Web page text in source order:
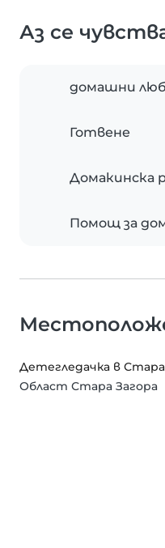
Аз се
домашни
Готвене
Домакинска
Помощ за
Детегледачка в Стара
Област Стара Загора